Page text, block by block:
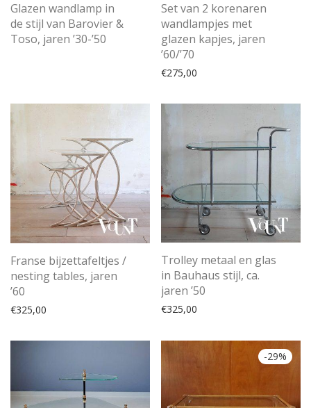
Glazen wandlamp in
de stijl van Barovier &
Toso, jaren ’30-’50
Set van 2 korenaren
wandlampjes met
glazen kapjes, jaren
’60/’70
€275,00
Franse bijzettafeltjes /
nesting tables, jaren
’60
€325,00
Trolley metaal en glas
in Bauhaus stijl, ca.
jaren ’50
€325,00
-29%